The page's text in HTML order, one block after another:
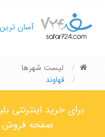
آسان
لیست شهرها
قهاوند
برای خرید اینترنتی
صفحه فروش